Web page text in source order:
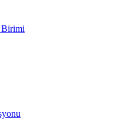
Birimi